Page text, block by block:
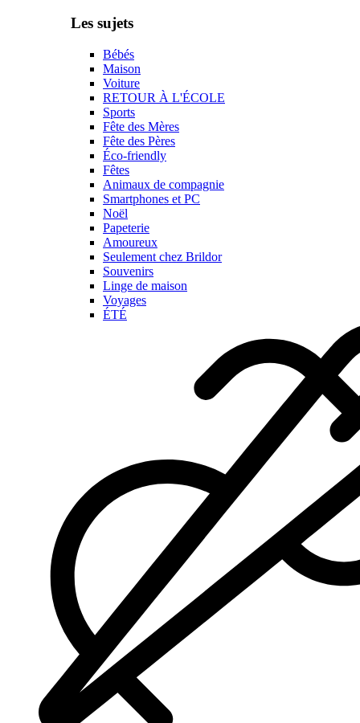
Les sujets
Bébés
Maison
Voiture
RETOUR À L'ÉCOLE
Sports
Fête des Mères
Fête des Pères
Éco-friendly
Fêtes
Animaux de compagnie
Smartphones et PC
Noël
Papeterie
Amoureux
Seulement chez Brildor
Souvenirs
Linge de maison
Voyages
ÉTÉ